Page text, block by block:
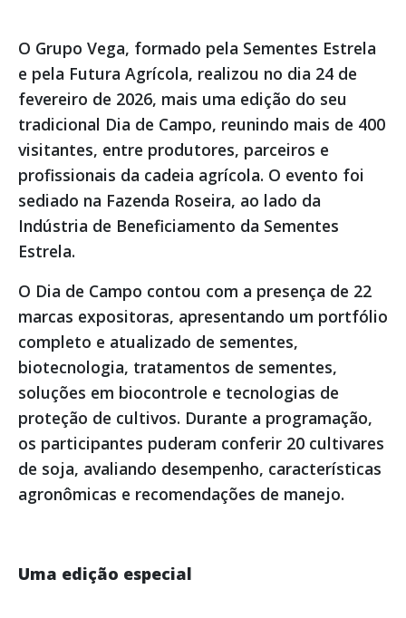
O Grupo Vega, formado pela Sementes Estrela
e pela Futura Agrícola, realizou no dia 24 de
fevereiro de 2026, mais uma edição do seu
tradicional Dia de Campo, reunindo mais de 400
visitantes, entre produtores, parceiros e
profissionais da cadeia agrícola. O evento foi
sediado na Fazenda Roseira, ao lado da
Indústria de Beneficiamento da Sementes
Estrela.
O Dia de Campo contou com a presença de 22
marcas expositoras, apresentando um portfólio
completo e atualizado de sementes,
biotecnologia, tratamentos de sementes,
soluções em biocontrole e tecnologias de
proteção de cultivos. Durante a programação,
os participantes puderam conferir 20 cultivares
de soja, avaliando desempenho, características
agronômicas e recomendações de manejo.
Uma edição especial